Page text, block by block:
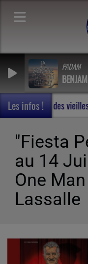
PADAM
Les infos !
en Terres de Rohan ,
"Fiesta
au 14
One
Lassalle